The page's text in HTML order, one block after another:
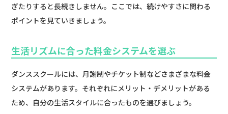
ぎたりすると長続きしません。ここでは、続けやすさに関わる
ポイントを見ていきましょう。
生活リズムに合った料金システムを選ぶ
ダンススクールには、月謝制やチケット制などさまざまな料金
システムがあります。それぞれにメリット・デメリットがある
ため、自分の生活スタイルに合ったものを選びましょう。